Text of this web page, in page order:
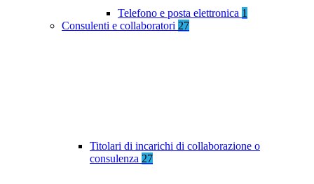
Telefono e posta elettronica 1
Consulenti e collaboratori 27
Titolari di incarichi di collaborazione o
consulenza 27